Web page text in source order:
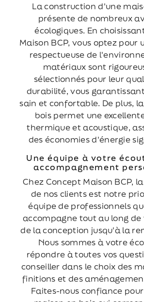
La construction d'une
présente de nombreux
écologiques. En
Maison BCP, vous optez pour
respectueuse de
matériaux sont
sélectionnés pour leur
durabilité, vous
sain et confortable. De plus,
bois permet une
thermique et acoustique,
des économies d'énergie
Une équipe à votre
accompagnement
Chez Concept Maison BCP,
de nos clients est notre
équipe de professionnels
accompagne tout au long
de la conception jusqu'à la
Nous sommes à votre
répondre à toutes vos
conseiller dans le choix des
finitions et des
Faites-nous confiance